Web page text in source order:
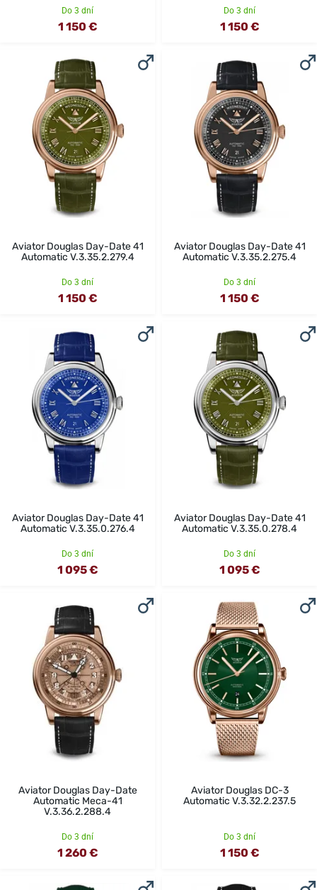
Do 3 dní
1 150 €
Do 3 dní
1 150 €
Aviator Douglas Day-Date 41
Automatic V.3.35.2.279.4
Do 3 dní
1 150 €
Aviator Douglas Day-Date 41
Automatic V.3.35.2.275.4
Do 3 dní
1 150 €
Aviator Douglas Day-Date 41
Automatic V.3.35.0.276.4
Do 3 dní
1 095 €
Aviator Douglas Day-Date 41
Automatic V.3.35.0.278.4
Do 3 dní
1 095 €
Aviator Douglas Day-Date
Automatic Meca-41
V.3.36.2.288.4
Do 3 dní
1 260 €
Aviator Douglas DC-3
Automatic V.3.32.2.237.5
Do 3 dní
1 150 €